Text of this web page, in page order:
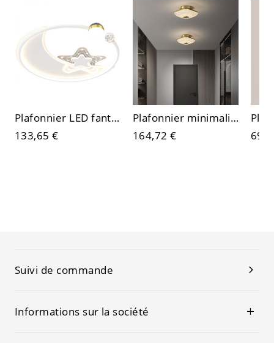
Plafonnier LED fantaisie, luminaire créatif à projection étoilée avec abat-jour en acrylique pour chambre d’enfant et nursery
133,65 €
Plafonnier minimaliste en laiton brossé, luminaire géométrique doré avec abat-jour en verre
164,72 €
Suivi de commande
Informations sur la société